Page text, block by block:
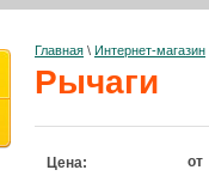
Главная \ Интернет-магазин
Рычаги
Цена: от